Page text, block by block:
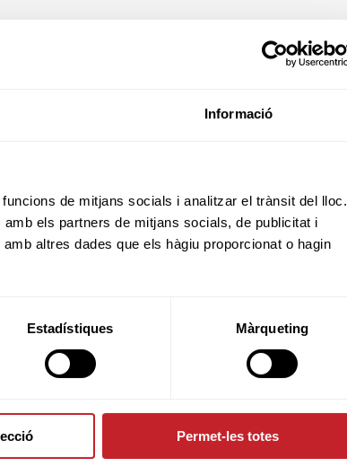
Informació
de mitjans socials i analitzar el trànsit del lloc.
els partners de mitjans socials, de publicitat i
altres dades que els hàgiu proporcionat o hagin
Estadístiques Màrqueting
Permet-les totes